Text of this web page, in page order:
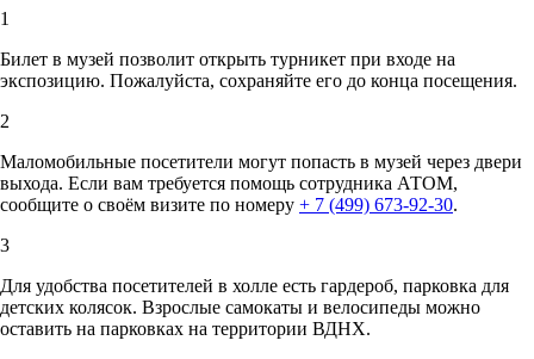
1
Билет в музей позволит открыть турникет при входе на
экспозицию. Пожалуйста, сохраняйте его до конца посещения.
2
Маломобильные посетители могут попасть в музей через двери
выхода. Если вам требуется помощь сотрудника АТОМ,
сообщите о своём визите по номеру + 7 (499) 673-92-30.
3
Для удобства посетителей в холле есть гардероб, парковка для
детских колясок. Взрослые самокаты и велосипеды можно
оставить на парковках на территории ВДНХ.